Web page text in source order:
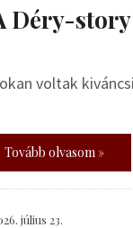
Déry-
voltak
Tovább olvasom »
július 23.